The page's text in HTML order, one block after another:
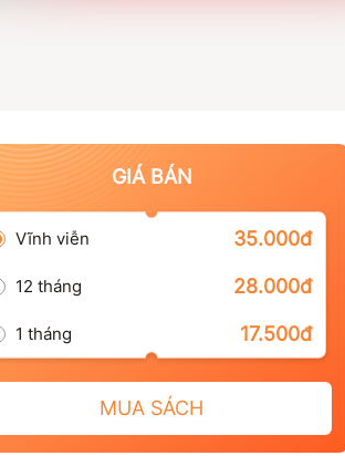
GIÁ BÁN
Vĩnh viễn 35.000đ
12 tháng 28.000đ
1 tháng 17.500đ
MUA SÁCH